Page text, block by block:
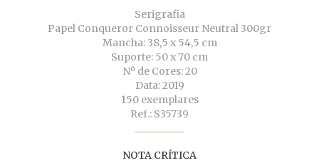
Serigrafia
Papel Conqueror Connoisseur Neutral 300gr
Mancha: 38,5 x 54,5 cm
Suporte: 50 x 70 cm
Nº de Cores: 20
Data: 2019
150 exemplares
Ref.: S35739
NOTA CRÍTICA